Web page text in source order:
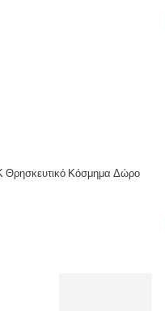
Θρησκευτικό Κόσμημα Δώρο